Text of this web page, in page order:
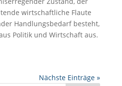
wirtschaftliche Flaute
Handlungsbedarf besteht,
Politik und Wirtschaft aus.
Nächste Einträge »